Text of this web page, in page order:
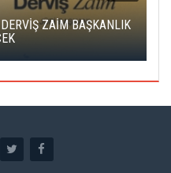
ZAİM BAŞKANLIK